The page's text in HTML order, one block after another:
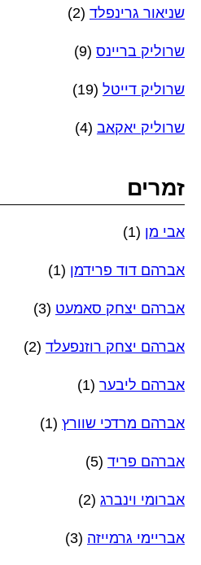
שניאור גרינפלד (2)
שרוליק בריינס (9)
שרוליק דייטל (19)
שרוליק יאקאב (4)
זמרים
אבי מן (1)
אברהם דוד פרידמן (1)
אברהם יצחק סאמעט (3)
אברהם יצחק רוזנפעלד (2)
אברהם ליבער (1)
אברהם מרדכי שוורץ (1)
אברהם פריד (5)
אברומי וינברג (2)
אבריימי גרמייזה (3)